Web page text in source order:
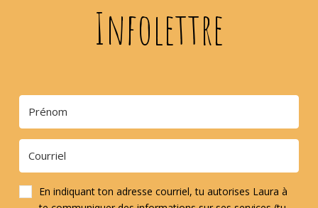
Infolettre
En indiquant ton adresse courriel, tu autorises Laura à